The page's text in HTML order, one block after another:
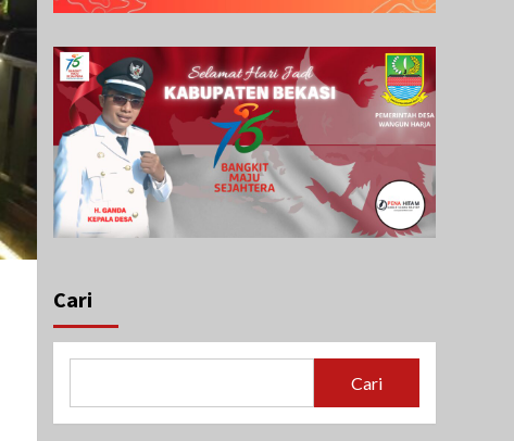
Cari
Cari